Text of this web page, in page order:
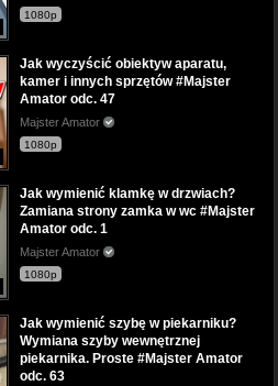
1080p
Jak wyczyścić obiektyw aparatu,
kamer i innych sprzętów #Majster
Amator odc. 47
Majster Amator
1080p
Jak wymienić klamkę w drzwiach?
Zamiana strony zamka w wc #Majster
Amator odc. 1
Majster Amator
1080p
Jak wymienić szybę w piekarniku?
Wymiana szyby wewnętrznej
piekarnika. Proste #Majster Amator
odc. 63